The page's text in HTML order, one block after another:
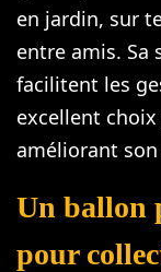
en jardin, sur
entre amis. Sa
facilitent les
excellent choix
améliorant son
Un ballon
pour